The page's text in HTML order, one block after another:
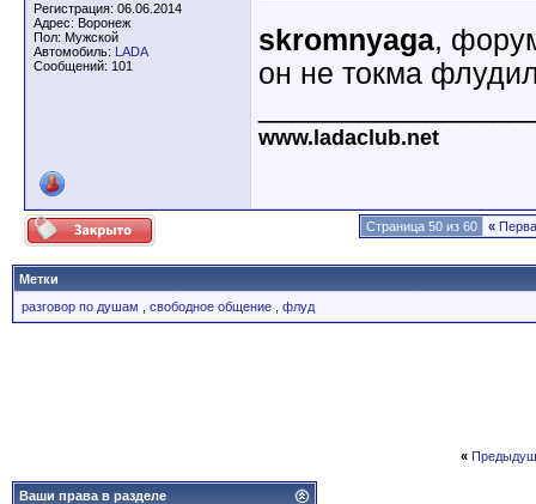
Регистрация: 06.06.2014
Адрес: Воронеж
Пол: Мужской
Автомобиль: LADA
Сообщений: 101
skromnyaga,
он не токма
www.ladaclub.net
Страница 50 из 60 «
Метки
разговор по душам
свободное общение флуд
«
Ваши права в разделе